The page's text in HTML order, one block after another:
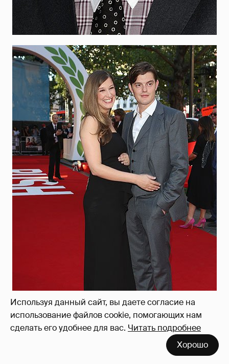
Используя данный сайт, вы даете согласие на
использование файлов cookie, помогающих нам
сделать его удобнее для вас. Читать подробнее
Хорошо